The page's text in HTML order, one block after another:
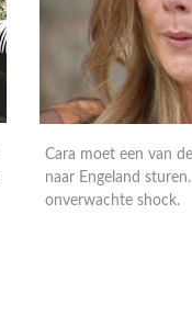
Cara moet een van
naar Engeland
onverwachte shock.